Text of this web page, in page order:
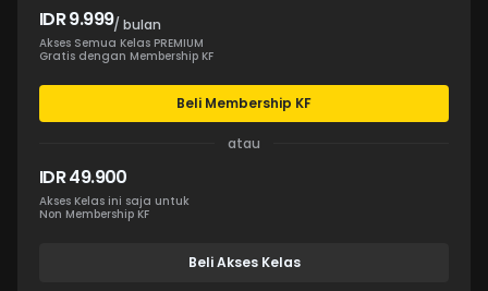
IDR 9.999/ bulan
Akses Semua Kelas PREMIUM
Gratis dengan Membership KF
Beli Membership KF
atau
IDR 49.900
Akses Kelas ini saja untuk
Non Membership KF
Beli Akses Kelas